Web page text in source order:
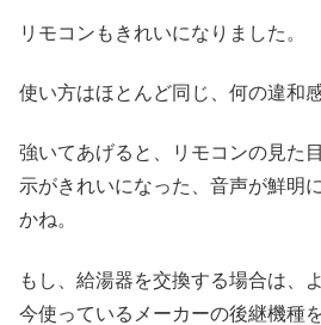
リモコンもきれいになりました。
使い方はほとんど同じ、何の違和
強いてあげると、リモコンの見た
示がきれいになった、音声が鮮明
かね。
もし、給湯器を交換する場合は、
今使っているメーカーの後継機種